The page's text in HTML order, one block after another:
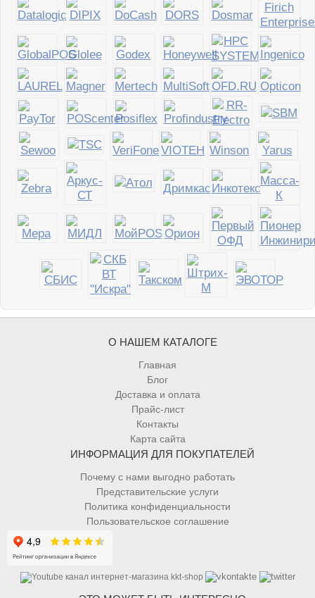
О НАШЕМ КАТАЛОГЕ
Главная
Блог
Доставка и оплата
Прайс-лист
Контакты
Карта сайта
ИНФОРМАЦИЯ ДЛЯ ПОКУПАТЕЛЕЙ
Почему с нами выгодно работать
Представительские услуги
Политика конфиденциальности
Пользовательское соглашение